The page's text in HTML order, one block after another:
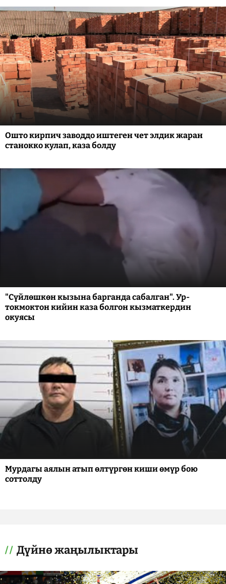
Ошто кирпич заводдо иштеген чет элдик жаран
станокко кулап, каза болду
"Сүйлөшкөн кызына барганда сабалган". Ур-
токмоктон кийин каза болгон кызматкердин
окуясы
Мурдагы аялын атып өлтүргөн киши өмүр бою
соттолду
Дүйнө жаңылыктары